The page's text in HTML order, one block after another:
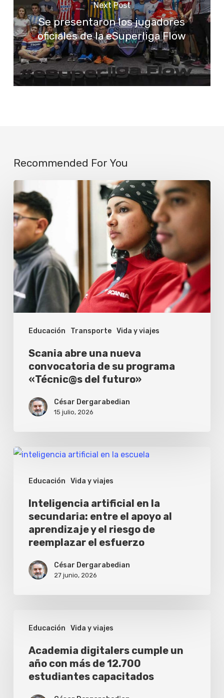
Next Post
Se presentaron los jugadores
oficiales de la eSuperliga Flow
Recommended For You
Educación Transporte Vida y viajes
abre
una
nueva
convocatoria
de
su
programa
«Técnic@s
futuro»Scania abre una nueva
convocatoria de su programa
«Técnic@s del futuro»
César Dergarabedian
15 julio, 2026
Educación Vida y viajes
Inteligencia
secundaria:
entre
apoyo
aprendizaje
riesgo
reemplazar
Inteligencia artificial en la
secundaria: entre el apoyo al
aprendizaje y el riesgo de
reemplazar el esfuerzo
César Dergarabedian
27 junio, 2026
Educación Vida y viajes
digitalers
cumpleAcademia digitalers cumple un
año con más de 12.700
estudiantes capacitados